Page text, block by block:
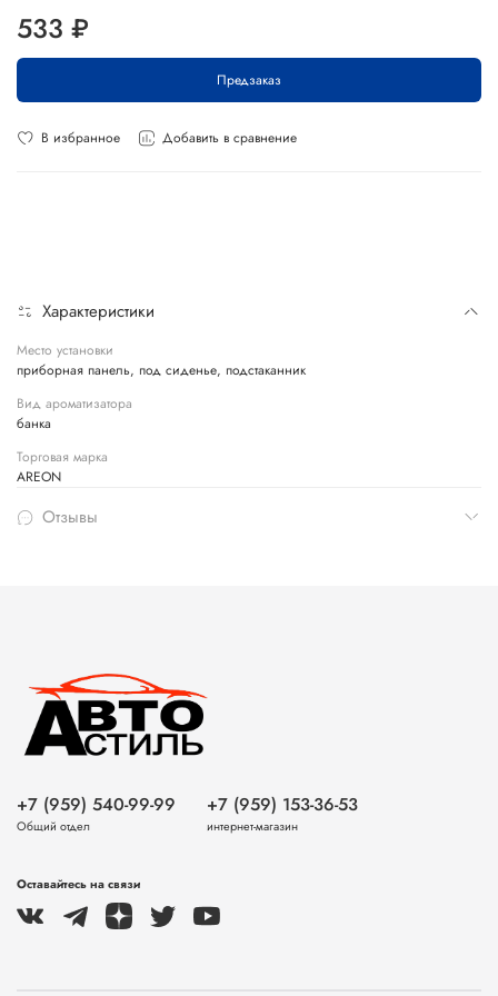
В избранное Добавить в сравнение
533 ₽
Предзаказ
Характеристики
Место установки
приборная панель, под сиденье, подстаканник
Вид ароматизатора
банка
Торговая марка
AREON
Отзывы
+7 (959) 540-99-99
Общий отдел
+7 (959) 153-36-53
интернет-магазин
Оставайтесь на связи